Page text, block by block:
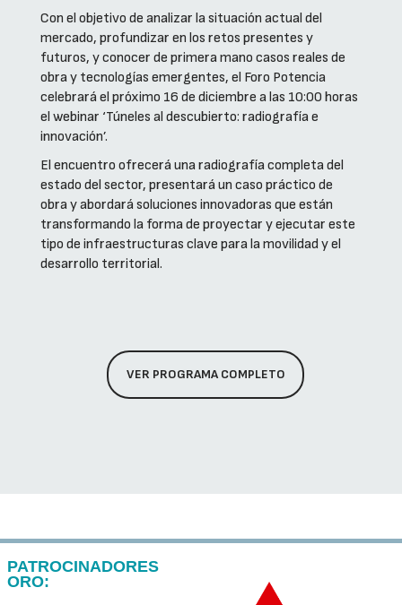
Con el objetivo de analizar la situación actual del
mercado, profundizar en los retos presentes y
futuros, y conocer de primera mano casos reales de
obra y tecnologías emergentes, el Foro Potencia
celebrará el próximo 16 de diciembre a las 10:00 horas
el webinar ‘Túneles al descubierto: radiografía e
innovación’.
El encuentro ofrecerá una radiografía completa del
estado del sector, presentará un caso práctico de
obra y abordará soluciones innovadoras que están
transformando la forma de proyectar y ejecutar este
tipo de infraestructuras clave para la movilidad y el
desarrollo territorial.
VER PROGRAMA COMPLETO
PATROCINADORES
ORO: